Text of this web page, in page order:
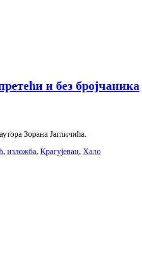
и без бројчаника
Зорана Јагличића.
, изложба, Крагујевац, Хало